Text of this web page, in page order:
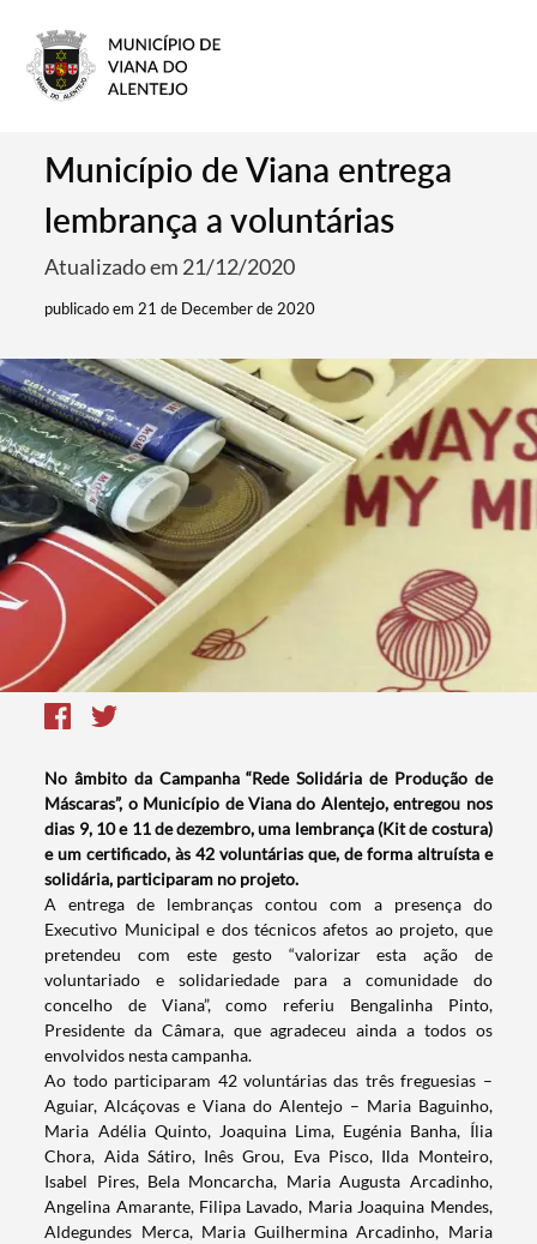
Município de Viana entrega
lembrança a voluntárias
Atualizado em 21/12/2020
publicado em 21 de December de 2020
No âmbito da Campanha “Rede Solidária de Produção de
Máscaras”, o Município de Viana do Alentejo, entregou nos
dias 9, 10 e 11 de dezembro, uma lembrança (Kit de costura)
e um certificado, às 42 voluntárias que, de forma altruísta e
solidária, participaram no projeto.
A entrega de lembranças contou com a presença do
Executivo Municipal e dos técnicos afetos ao projeto, que
pretendeu com este gesto “valorizar esta ação de
voluntariado e solidariedade para a comunidade do
concelho de Viana”, como referiu Bengalinha Pinto,
Presidente da Câmara, que agradeceu ainda a todos os
envolvidos nesta campanha.
Ao todo participaram 42 voluntárias das três freguesias –
Aguiar, Alcáçovas e Viana do Alentejo – Maria Baguinho,
Maria Adélia Quinto, Joaquina Lima, Eugénia Banha, Ília
Chora, Aida Sátiro, Inês Grou, Eva Pisco, Ilda Monteiro,
Isabel Pires, Bela Moncarcha, Maria Augusta Arcadinho,
Angelina Amarante, Filipa Lavado, Maria Joaquina Mendes,
Aldegundes Merca, Maria Guilhermina Arcadinho, Maria